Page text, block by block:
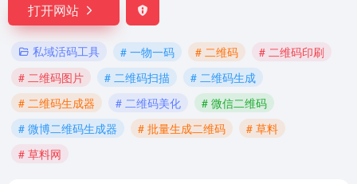
打开网站
私域活码工具 # 一物一码 # 二维码
# 二维码印刷
# 二维码图片
# 二维码扫描
# 二维码生成
# 二维码生成器
# 二维码美化
# 微信二维码
# 微博二维码生成器
# 批量生成二维码
# 草料
# 草料网